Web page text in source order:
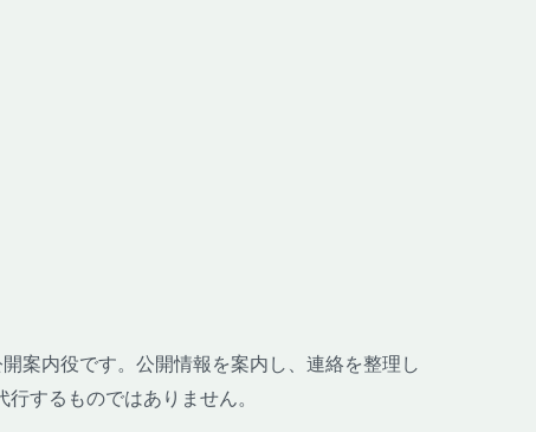
案内役です。公開情報を案内し、連絡を整理し
するものではありません。